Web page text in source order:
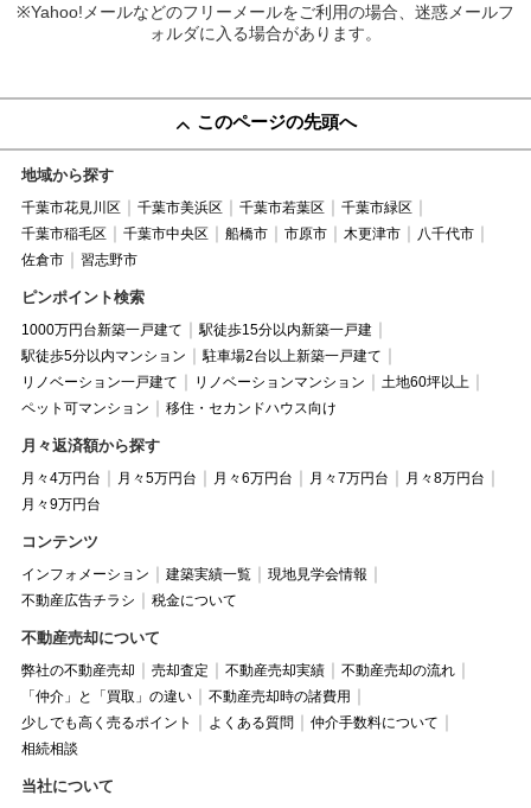
※Yahoo!メールなどのフリーメールをご利用の場合、迷惑メールフ
ォルダに入る場合があります。
このページの先頭へ
地域から探す
千葉市花見川区 千葉市美浜区 千葉市若葉区
千葉市緑区
千葉市稲毛区
千葉市中央区 船橋市 市原市 木更津市
八千代市
佐倉市
習志野市
ピンポイント検索
1000万円台新築一戸建て
駅徒歩15分以内新築一戸建
駅徒歩5分以内マンション
駐車場2台以上新築一戸建て
リノベーション一戸建て
リノベーションマンション
土地60坪以上
ペット可マンション
移住・セカンドハウス向け
月々返済額から探す
月々4万円台 月々5万円台 月々6万円台 月々7万円台
月々8万円台
月々9万円台
コンテンツ
インフォメーション 建築実績一覧
現地見学会情報
不動産広告チラシ
税金について
不動産売却について
弊社の不動産売却 売却査定 不動産売却実績
不動産売却の流れ
「仲介」と「買取」の違い
不動産売却時の諸費用
少しでも高く売るポイント
よくある質問
仲介手数料について
相続相談
当社について